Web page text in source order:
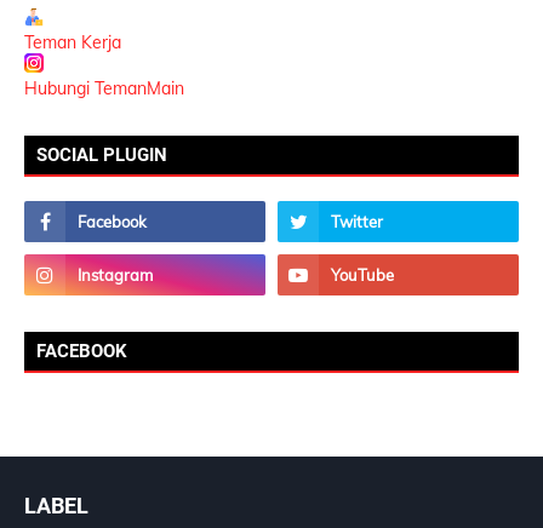
Teman Kerja
Hubungi TemanMain
SOCIAL PLUGIN
FACEBOOK
LABEL